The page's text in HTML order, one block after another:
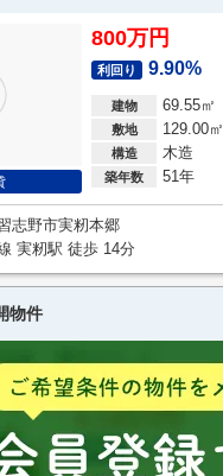
800万円
利回り 9.90%
建物 69.55㎡
敷地 129.00㎡
構造 木造
築年数 51年
志野市実籾本郷
実籾駅 徒歩 14分
物件